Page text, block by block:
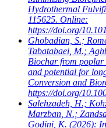
Hydrothermal
115625. Online:
https://doi.org/
Ghobadian, S.;
Tabatabaei, M.;
Biochar from poplar
and potential for
Conversion and
https://doi.org/
Salehzadeh, H.;
Marzban, N.;
Godini, K. (2026):